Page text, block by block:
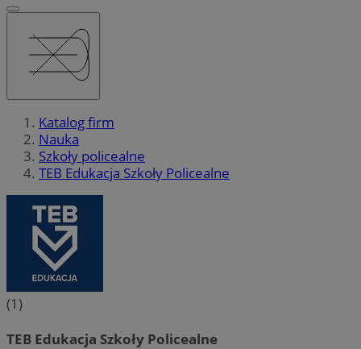
Katalog firm
Nauka
Szkoły policealne
TEB Edukacja Szkoły Policealne
(1)
TEB Edukacja Szkoły Policealne